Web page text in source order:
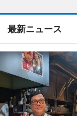
最新ニュース